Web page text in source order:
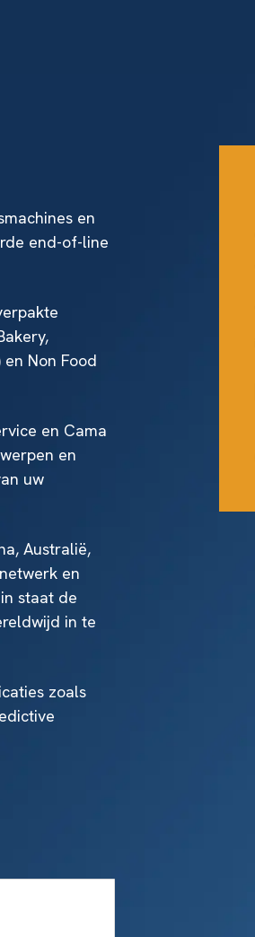
en
end-of-line
Non Food
en Cama
en
uw
Australië,
en
staat de
in te
zoals